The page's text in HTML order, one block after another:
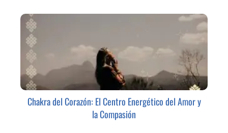
Chakra del Corazón: El Centro Energético del Amor y
la Compasión